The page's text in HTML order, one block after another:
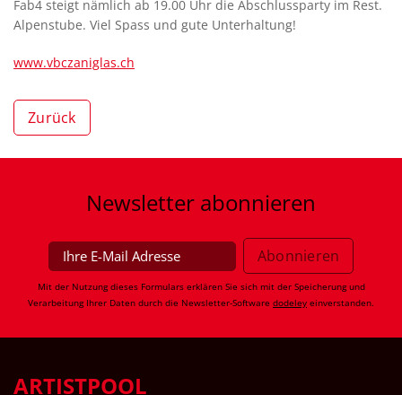
Fab4 steigt nämlich ab 19.00 Uhr die Abschlussparty im Rest.
Alpenstube. Viel Spass und gute Unterhaltung!
www.vbczaniglas.ch
Zurück
Newsletter abonnieren
Mit der Nutzung dieses Formulars erklären Sie sich mit der Speicherung und
Verarbeitung Ihrer Daten durch die Newsletter-Software dodeley einverstanden.
ARTISTPOOL